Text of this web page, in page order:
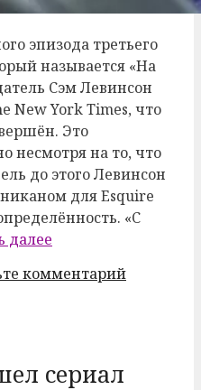
эпизода третьего
называется «На
Сэм Левинсон
New York Times, что
Это
несмотря на то, что
до этого Левинсон
для Esquire
«С
далее
комментарий
сериал